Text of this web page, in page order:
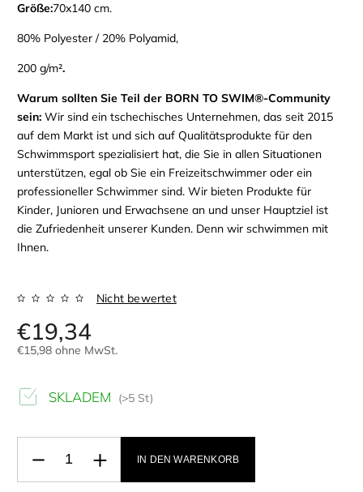
Größe:70x140 cm.
80% Polyester / 20% Polyamid,
200 g/m².
Warum sollten Sie Teil der BORN TO SWIM®-Community
sein: Wir sind ein tschechisches Unternehmen, das seit 2015
auf dem Markt ist und sich auf Qualitätsprodukte für den
Schwimmsport spezialisiert hat, die Sie in allen Situationen
unterstützen, egal ob Sie ein Freizeitschwimmer oder ein
professioneller Schwimmer sind. Wir bieten Produkte für
Kinder, Junioren und Erwachsene an und unser Hauptziel ist
die Zufriedenheit unserer Kunden. Denn wir schwimmen mit
Ihnen.
Nicht bewertet
€19,34
€15,98 ohne MwSt.
SKLADEM (>5 St)
IN DEN WARENKORB